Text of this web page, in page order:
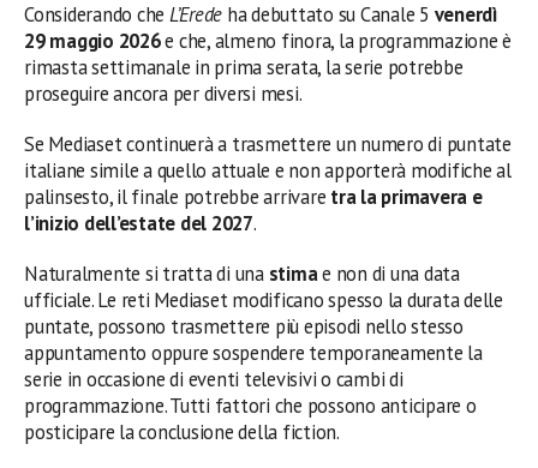
Considerando che L’Erede ha debuttato su Canale 5 venerdì
29 maggio 2026e che, almeno finora, la programmazione è
rimasta settimanale in prima serata, la serie potrebbe
proseguire ancora per diversi mesi.
Se Mediaset continuerà a trasmettere un numero di puntate
italiane simile a quello attuale e non apporterà modifiche al
palinsesto, il finale potrebbe arrivare tra la primavera e
l’inizio dell’estate del 2027.
Naturalmente si tratta di una stimae non di una data
ufficiale. Le reti Mediaset modificano spesso la durata delle
puntate, possono trasmettere più episodi nello stesso
appuntamento oppure sospendere temporaneamente la
serie in occasione di eventi televisivi o cambi di
programmazione. Tutti fattori che possono anticipare o
posticipare la conclusione della fiction.